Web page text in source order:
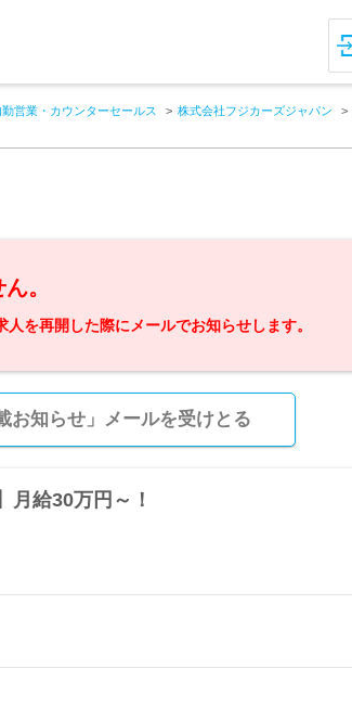
勤営業・カウンターセールス 株式会社フジカーズジャパン
。
を再開した際にメールでお知らせします。
お知らせ」メールを受けとる
月給30万円～！